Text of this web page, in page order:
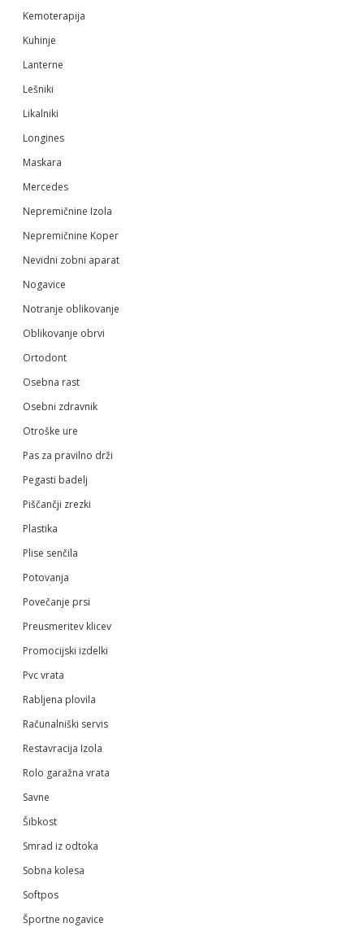
Kemoterapija
Kuhinje
Lanterne
Lešniki
Likalniki
Longines
Maskara
Mercedes
Nepremičnine Izola
Nepremičnine Koper
Nevidni zobni aparat
Nogavice
Notranje oblikovanje
Oblikovanje obrvi
Ortodont
Osebna rast
Osebni zdravnik
Otroške ure
Pas za pravilno drži
Pegasti badelj
Piščančji zrezki
Plastika
Plise senčila
Potovanja
Povečanje prsi
Preusmeritev klicev
Promocijski izdelki
Pvc vrata
Rabljena plovila
Računalniški servis
Restavracija Izola
Rolo garažna vrata
Savne
Šibkost
Smrad iz odtoka
Sobna kolesa
Softpos
Športne nogavice